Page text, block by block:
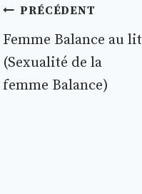
Navigation
de
l’article
PRÉCÉDENT
Femme Balance au lit
(Sexualité de la
femme Balance)